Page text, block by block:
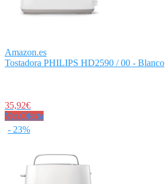
Amazon.es
Tostadora PHILIPS HD2590 / 00 - Blanco
35,92€
Ver Oferta
- 23%